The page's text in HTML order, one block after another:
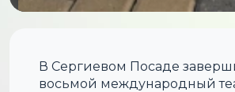
В Сергиевом Посаде
восьмой международный